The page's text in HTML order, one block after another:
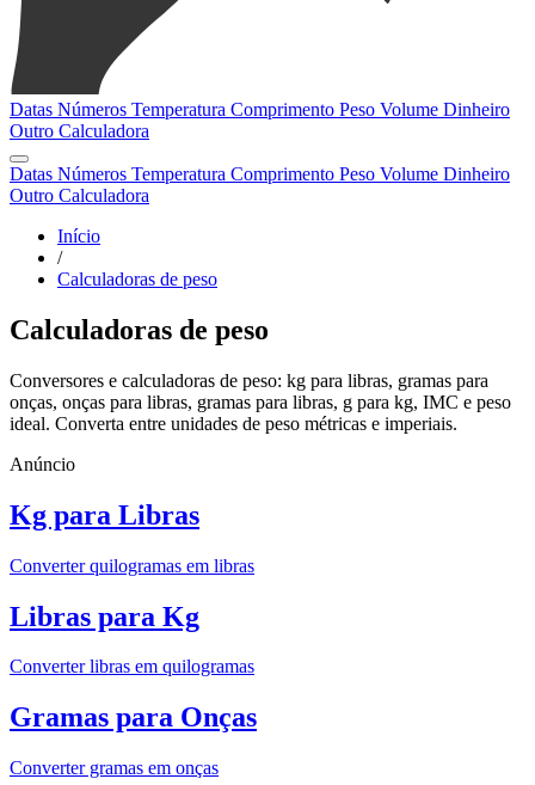
Datas Números Temperatura Comprimento Peso Volume Dinheiro
Outro Calculadora
Datas Números Temperatura Comprimento Peso Volume Dinheiro
Outro Calculadora
Início
/
Calculadoras de peso
Calculadoras de peso
Conversores e calculadoras de peso: kg para libras, gramas para
onças, onças para libras, gramas para libras, g para kg, IMC e peso
ideal. Converta entre unidades de peso métricas e imperiais.
Kg para Libras
Converter quilogramas em libras
Libras para Kg
Converter libras em quilogramas
Gramas para Onças
Converter gramas em onças